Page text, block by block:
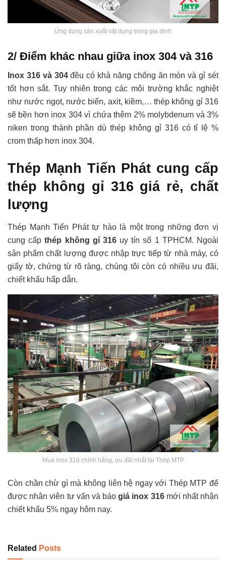
Ứng dụng sản xuất vật dụng trong gia đình
2/ Điểm khác nhau giữa inox 304 và 316
Inox 316 và 304đều có khả năng chống ăn mòn và gỉ sét
tốt hơn sắt. Tuy nhiên trong các môi trường khắc nghiệt
như nước ngọt, nước biển, axit, kiềm,… thép không gỉ 316
sẽ bền hơn inox 304 vì chứa thêm 2% molybdenum và 3%
niken trong thành phần dù thép không gỉ 316 có tỉ lệ %
crom thấp hơn inox 304.
Thép Mạnh Tiến Phát cung cấp
thép không gỉ 316 giá rẻ, chất
lượng
Thép Mạnh Tiến Phát tự hào là một trong những đơn vị
cung cấpthép không gỉ 316 uy tín số 1 TPHCM. Ngoài
sản phẩm chất lượng được nhập trực tiếp từ nhà máy, có
giấy tờ, chứng từ rõ ràng, chúng tôi còn có nhiều ưu đãi,
chiết khấu hấp dẫn.
Mua inox 316 chính hãng, ưu đãi nhất tại Thép MTP
Còn chần chừ gì mà không liên hệ ngay với Thép MTP để
được nhân viên tư vấn và báogiá inox 316mới nhất nhận
chiết khấu 5% ngay hôm nay.
Related Posts